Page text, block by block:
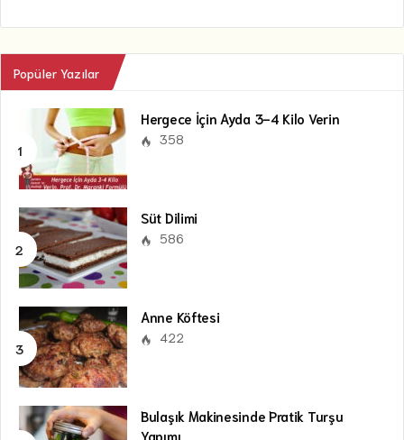
Popüler Yazılar
Hergece İçin Ayda 3-4 Kilo Verin
358
Süt Dilimi
586
Anne Köftesi
422
Bulaşık Makinesinde Pratik Turşu
Yapımı